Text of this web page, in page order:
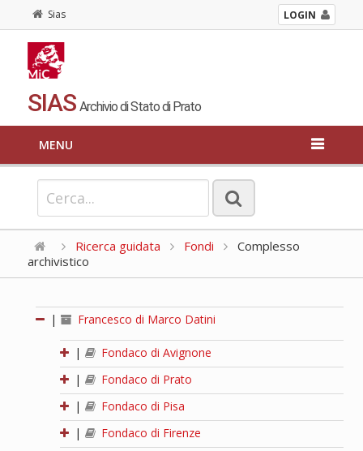
Sias LOGIN
SIAS Archivio di Stato di Prato
MENU
Ricerca guidata Fondi
Complesso
archivistico
| Francesco di Marco Datini
|
Fondaco di Avignone
|
Fondaco di Prato
|
Fondaco di Pisa
|
Fondaco di Firenze